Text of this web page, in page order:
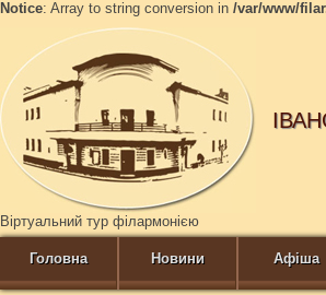
Notice: Array to string conversion in /var/www/
Віртуальний тур філармонією
Головна Новини Афіша